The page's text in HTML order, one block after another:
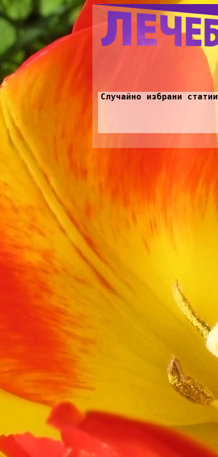
Случайно избрани статии